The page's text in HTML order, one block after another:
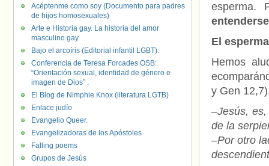
esperma.
El
Hemos
y Gen
–Jesús,
de la
–Por otro
Acéptenme como soy (Documento para padres
de hijos homosexuales)
Arte e Historia gay. La historia del amor
masculino gay.
Bajo el arcoíris (Editorial infantil LGBT).
Conferencia de Teresa Forcades OSB:
“Orientación sexual, identidad de género e
imagen de Dios” .
El Blog de Nimphie Knox (literatura LGTB)
Enlace judío
Evangelio Queer.
Evangelizadoras de los Apóstoles
Falling poems
Grupos de Jesús